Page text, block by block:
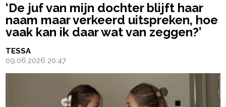
‘De juf van mijn dochter blijft haar
naam maar verkeerd uitspreken, hoe
vaak kan ik daar wat van zeggen?’
TESSA
09.06.2026 20:47